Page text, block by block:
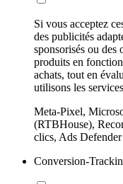
Si vous acceptez
des publicités
sponsorisés ou des
produits en
achats, tout en
utilisons les
Meta-Pixel,
(RTBHouse),
clics, Ads Defender
Conversion-